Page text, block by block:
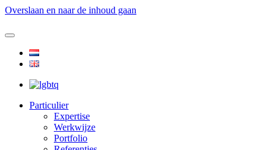
Overslaan en naar de inhoud gaan
Particulier
Expertise
Werkwijze
Portfolio